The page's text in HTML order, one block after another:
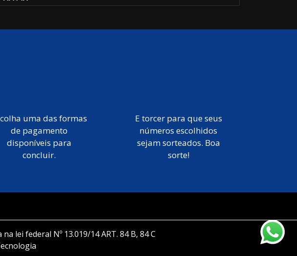
uma das formas
de pagamento
disponíveis para
concluir.
E torcer para que seus
números escolhidos
sejam sorteados. Boa
sorte!
lei federal Nº 13.019/14 ART. 84 B, 84 C